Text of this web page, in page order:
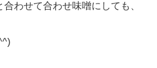
わせて合わせ味噌にしても、